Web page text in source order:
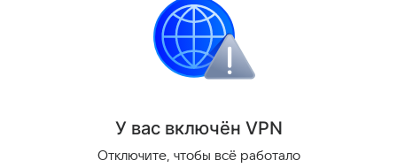
свою силу на том, чтобы дать урожайю
возможность нормально вызреть.
У вас включён VPN
Отключите, чтобы всё работало